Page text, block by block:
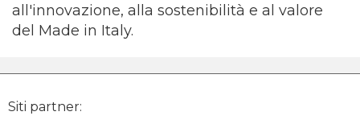
all'innovazione, alla sostenibilità e al valore
del Made in Italy.
Siti partner: